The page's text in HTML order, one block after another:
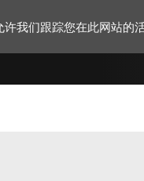
许我们跟踪您在此网站的